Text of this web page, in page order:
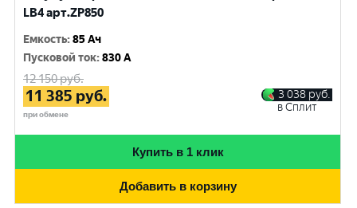
LB4 арт.ZP850
Емкость:85 Ач
Пусковой ток:830 A
12 150руб.
11 385 руб.
при обмене
3 038 руб.
в Сплит
Купить в 1 клик
Добавить в корзину